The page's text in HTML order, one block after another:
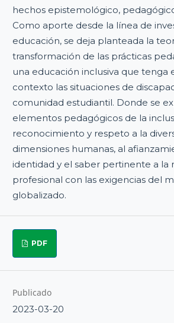
hechos epistemológico,
Como aporte desde la línea de
educación, se deja planteada la
transformación de las prácticas
una educación inclusiva que tenga
contexto las situaciones de
comunidad estudiantil. Donde se
elementos pedagógicos de la
reconocimiento y respeto a la
dimensiones humanas, al
identidad y el saber pertinente a la
profesional con las exigencias del
globalizado.
PDF
Publicado
2023-03-20